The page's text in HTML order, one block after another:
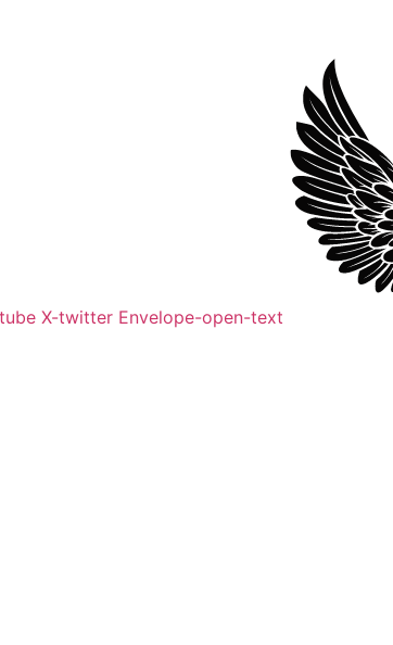
X-twitter Envelope-open-text